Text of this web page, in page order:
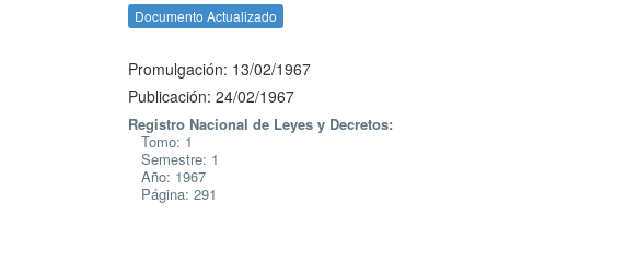
Documento Actualizado
Promulgación: 13/02/1967
Publicación: 24/02/1967
Registro Nacional de Leyes y Decretos:
Tomo: 1
Semestre: 1
Año: 1967
Página: 291